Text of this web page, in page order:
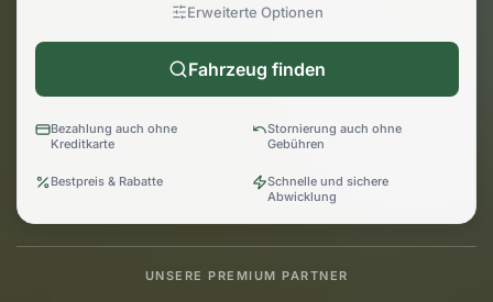
Erweiterte Optionen
Fahrzeug finden
Bezahlung auch ohne
Kreditkarte
Stornierung auch ohne
Gebühren
Bestpreis & Rabatte
Schnelle und sichere
Abwicklung
UNSERE PREMIUM PARTNER